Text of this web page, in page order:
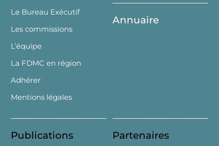
Le Bureau Exécutif
Les commissions
L’équipe
La FDMC en région
Adhérer
Mentions légales
Annuaire
Publications Partenaires